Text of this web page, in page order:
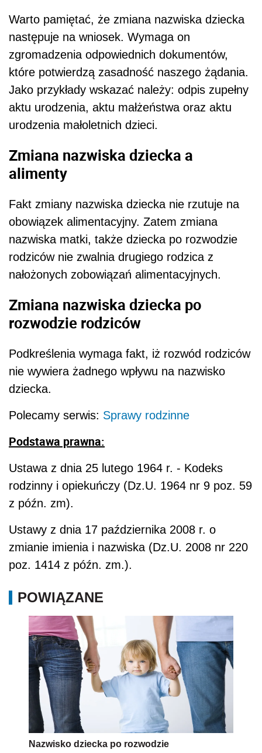
Warto pamiętać, że zmiana nazwiska dziecka
następuje na wniosek. Wymaga on
zgromadzenia odpowiednich dokumentów,
które potwierdzą zasadność naszego żądania.
Jako przykłady wskazać należy: odpis zupełny
aktu urodzenia, aktu małżeństwa oraz aktu
urodzenia małoletnich dzieci.
Zmiana nazwiska dziecka a
alimenty
Fakt zmiany nazwiska dziecka nie rzutuje na
obowiązek alimentacyjny. Zatem zmiana
nazwiska matki, także dziecka po rozwodzie
rodziców nie zwalnia drugiego rodzica z
nałożonych zobowiązań alimentacyjnych.
Zmiana nazwiska dziecka po
rozwodzie rodziców
Podkreślenia wymaga fakt, iż rozwód rodziców
nie wywiera żadnego wpływu na nazwisko
dziecka.
Polecamy serwis: Sprawy rodzinne
Podstawa prawna:
Ustawa z dnia 25 lutego 1964 r. - Kodeks
rodzinny i opiekuńczy (Dz.U. 1964 nr 9 poz. 59
z późn. zm).
Ustawy z dnia 17 października 2008 r. o
zmianie imienia i nazwiska (Dz.U. 2008 nr 220
poz. 1414 z późn. zm.).
POWIĄZANE
Nazwisko dziecka po rozwodzie